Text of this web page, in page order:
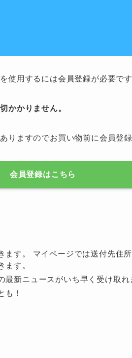
使用するには会員登録が必要です
かかりません。
りますのでお買い物前に会員登録
会員登録はこちら
ます。 マイページでは送付先住
ます。
新ニュースがいち早く受け取れ
も！